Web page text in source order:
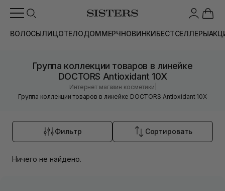
ВОЛОСЫЛИЦОТЕЛОДОММЕРЧНОВИНКИБЕСТСЕЛЛЕРЫ
Группа коллекции товаров в линейке
DOCTORS Antioxidant 10X
Интернет магазин косметики
Группа коллекции товаров в линейке DOCTORS Antioxidant 10X
Фильтр Сортировать
Ничего не найдено.